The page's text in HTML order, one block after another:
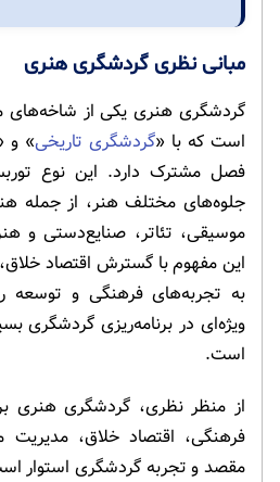
مبانی نظری گردشگری هنری
گردشگری هنری یکی از شاخه‌های
است که با «گردشگری تاریخی» و
فصل مشترک دارد. این نوع
جلوه‌های مختلف هنر، از جمله
موسیقی، تئاتر، صنایع‌دستی و
این مفهوم با گسترش اقتصاد
به تجربه‌های فرهنگی و توسعه
ویژه‌ای در برنامه‌ریزی گردشگری
است.
از منظر نظری، گردشگری هنری
فرهنگی، اقتصاد خلاق، مدیریت
مقصد و تجربه گردشگری استوار